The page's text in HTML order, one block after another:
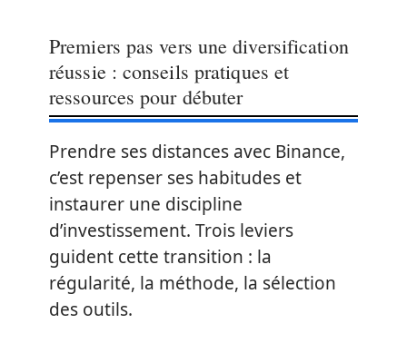
Premiers pas vers une diversification
réussie : conseils pratiques et
ressources pour débuter
Prendre ses distances avec Binance,
c’est repenser ses habitudes et
instaurer une discipline
d’investissement. Trois leviers
guident cette transition : la
régularité, la méthode, la sélection
des outils.